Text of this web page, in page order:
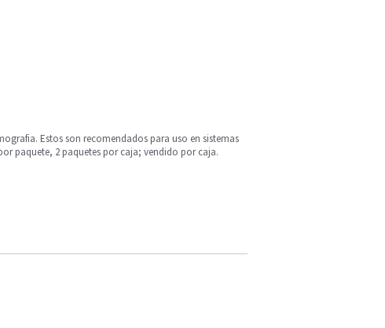
Estos son recomendados para uso en sistemas
paquete, 2 paquetes por caja; vendido por caja.